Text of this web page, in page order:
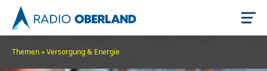
Themen»Versorgung & Energie